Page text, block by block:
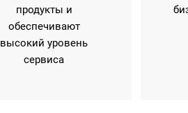
продукты и
обеспечивают
высокий уровень
сервиса